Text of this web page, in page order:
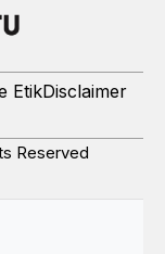
EtikDisclaimer
Reserved